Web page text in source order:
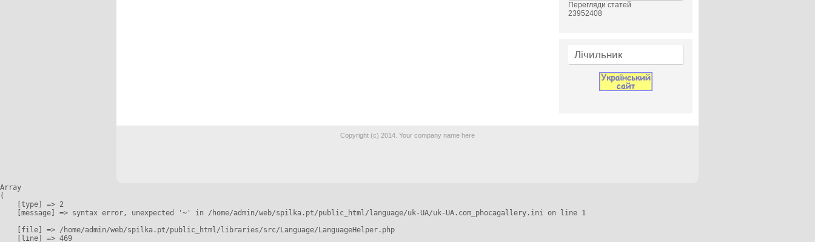
Перегляди статей
23952408
Лічильник
Copyright (c) 2014. Your company name here
Array
(
    [type] => 2
    [message] => syntax error, unexpected '~' in /home/admin/web/spilka.pt/public_html/language/uk-UA/uk-UA.com_phocagallery.ini on line 1
    [file] => /home/admin/web/spilka.pt/public_html/libraries/src/Language/LanguageHelper.php
    [line] => 469